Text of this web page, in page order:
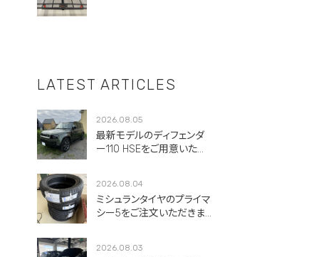
LATEST ARTICLES
2026.08.05
最新モデルのディフェンダ
ー110 HSEをご用意いただ
2026.08.04
ミシュランタイヤのプライマ
シー5をご注文いただきま
2026.08.03